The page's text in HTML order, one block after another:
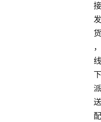
接
发
货
，
线
下
派
送
配